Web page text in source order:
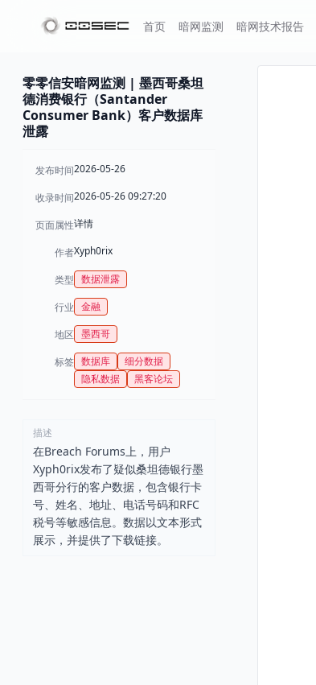
首页 暗网监测 暗网技术报告
零零信安暗网监测 | 墨西哥桑坦
德消费银行（Santander
Consumer Bank）客户数据库
泄露
发布时间2026-05-26
收录时间2026-05-26 09:27:20
页面属性详情
作者Xyph0rix
类型 数据泄露
行业 金融
地区 墨西哥
标签 数据库
细分数据
隐私数据
黑客论坛
描述
在Breach Forums上，用户
Xyph0rix发布了疑似桑坦德银行墨
西哥分行的客户数据，包含银行卡
号、姓名、地址、电话号码和RFC
税号等敏感信息。数据以文本形式
展示，并提供了下载链接。